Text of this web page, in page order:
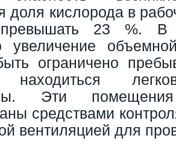
доля кислорода в
23 %. В
увеличение
ограничено
Эти
средствами
вентиляцией для